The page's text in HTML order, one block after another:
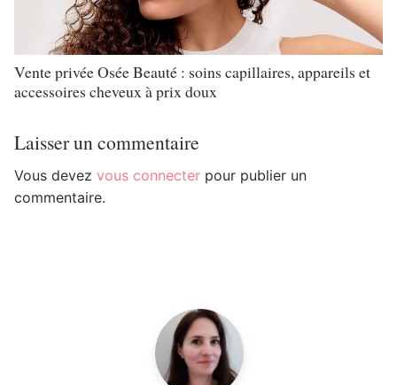
Vente privée Osée Beauté : soins capillaires, appareils et
accessoires cheveux à prix doux
Laisser un commentaire
Vous devez vous connecter pour publier un
commentaire.